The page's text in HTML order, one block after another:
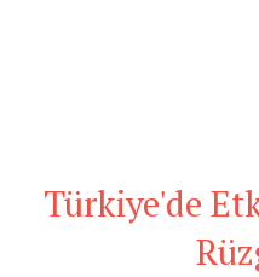
Türkiye'de